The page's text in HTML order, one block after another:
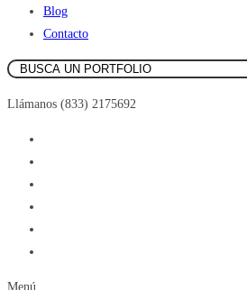
Blog
Contacto
Llámanos (833) 2175692
Menú